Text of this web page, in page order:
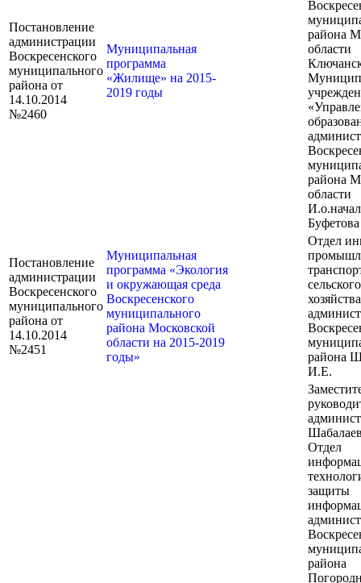
Постановление
администрации
Воскресенского
муниципального
района от
14.10.2014
№2460
Муниципальная
программа
«Жилище» на 2015-
2019 годы
района
области
района
области
Постановление
администрации
Воскресенского
муниципального
района от
14.10.2014
№2451
Муниципальная
программа «Экология
и окружающая среда
Воскресенского
муниципального
района Московской
области на 2015-2019
годы»
Отдел
сельского
хозяйства
района
И.Е.
Отдел
защиты
района